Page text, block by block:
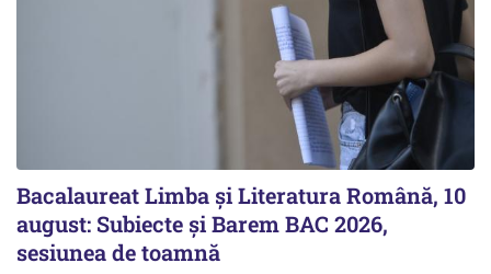
Bacalaureat Limba și Literatura Română, 10
august: Subiecte și Barem BAC 2026,
sesiunea de toamnă